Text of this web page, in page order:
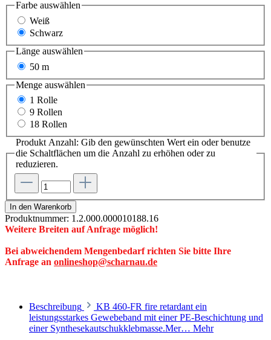
Farbe auswählen
Weiß
Schwarz
Länge auswählen
50 m
Menge auswählen
1 Rolle
9 Rollen
18 Rollen
Produkt Anzahl: Gib den gewünschten Wert ein oder benutze
die Schaltflächen um die Anzahl zu erhöhen oder zu
reduzieren.
In den Warenkorb
Produktnummer: 1.2.000.000010188.16
Weitere Breiten auf Anfrage möglich!
Bei abweichendem Mengenbedarf richten Sie bitte Ihre
Anfrage an onlineshop@scharnau.de
Beschreibung
KB 460-FR fire retardant ein
leistungsstarkes Gewebeband mit einer PE-Beschichtung und
einer Synthesekautschukklebmasse.Mer… Mehr